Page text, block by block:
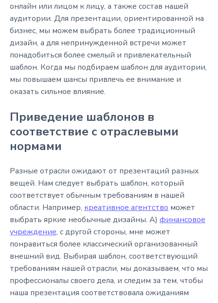
онлайн или лицом к лицу, а также состав нашей
аудитории. Для презентации, ориентированной на
бизнес, мы можем выбрать более традиционный
дизайн, а для непринужденной встречи может
понадобиться более смелый и привлекательный
шаблон. Когда мы подбираем шаблон для аудитории,
мы повышаем шансы привлечь ее внимание и
оказать сильное влияние.
Приведение шаблонов в
соответствие с отраслевыми
нормами
Разные отрасли ожидают от презентаций разных
вещей. Нам следует выбрать шаблон, который
соответствует обычным требованиям в нашей
области. Например, креативное агентство может
выбрать яркие необычные дизайны. А) финансовое
учреждение, с другой стороны, мне может
понравиться более классический организованный
внешний вид. Выбирая шаблон, соответствующий
требованиям нашей отрасли, мы доказываем, что мы
профессионалы своего дела, и следим за тем, чтобы
наша презентация соответствовала ожиданиям